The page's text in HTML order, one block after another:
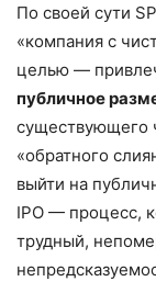
По своей сути
«компания с
целью —
публичное
существующего
«обратного
выйти на
IPO — процесс,
трудный,